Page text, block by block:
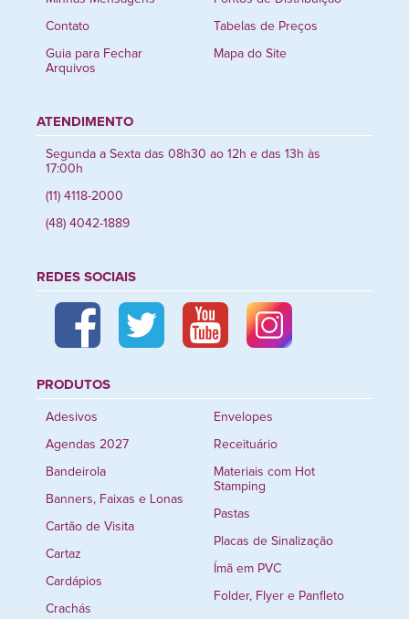
Contato
Guia para Fechar
Arquivos
Tabelas de Preços
Mapa do Site
ATENDIMENTO
Segunda a Sexta das 08h30 ao 12h e das 13h às
17:00h
(11) 4118-2000
(48) 4042-1889
REDES SOCIAIS
PRODUTOS
Adesivos
Agendas 2027
Bandeirola
Banners, Faixas e Lonas
Cartão de Visita
Cartaz
Cardápios
Crachás
Envelopes
Receituário
Materiais com Hot
Stamping
Pastas
Placas de Sinalização
Ímã em PVC
Folder, Flyer e Panfleto